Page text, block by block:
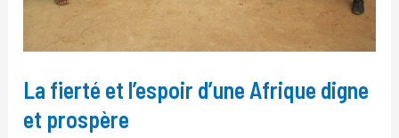
La fierté et l’espoir d’une Afrique digne
et prospère
prospère